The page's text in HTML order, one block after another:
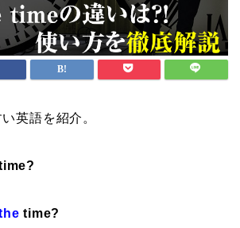
英語を紹介。
time?